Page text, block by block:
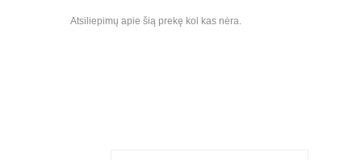
Atsiliepimų apie šią prekę kol kas nėra.